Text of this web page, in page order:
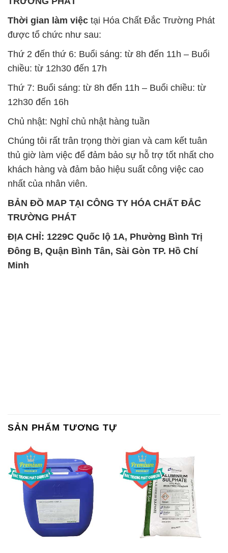
chiều: từ 12h30 đến 17h
Thứ 7: Buổi sáng: từ 8h đến 11h – Buổi chiều: từ
12h30 đến 16h
Chủ nhật: Nghỉ chủ nhật hàng tuần
thủ giờ làm việc để đảm bảo sự hỗ trợ tốt nhất cho
khách hàng và đảm bảo hiệu suất công việc cao
nhất của nhân viên.
BẢN ĐỒ MAP TẠI CÔNG TY HÓA CHẤT ĐẮC
TRƯỜNG PHÁT
ĐỊA CHỈ: 1229C Quốc lộ 1A, Phường Bình Trị
Đông B, Quận Bình Tân, Sài Gòn TP. Hồ Chí
Minh
Chất Bảo Quản CMIT Thái
Lan Thailand
Phèn Nhôm – Al2(SO4)3 17%
Ấn Độ India